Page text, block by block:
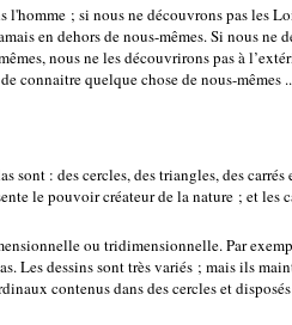
l'homme ; si nous ne découvrons pas les
en dehors de nous-mêmes. Si nous ne
nous ne les découvrirons pas à
connaitre quelque chose de nous-mêmes
sont : des cercles, des triangles, des carrés
le pouvoir créateur de la nature ; et les
ou tridimensionnelle. Par
Les dessins sont très variés ; mais ils
contenus dans des cercles et